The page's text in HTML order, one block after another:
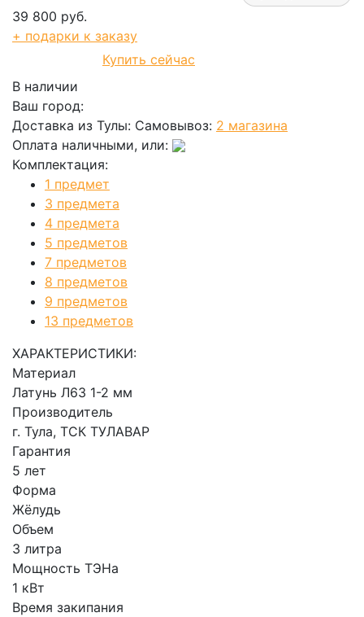
39 800 руб.
+ подарки к заказу
Купить сейчас
В наличии
Ваш город:
Доставка из Тулы: Самовывоз: 2 магазина
Оплата наличными, или:
Комплектация:
1 предмет
3 предмета
4 предмета
5 предметов
7 предметов
8 предметов
9 предметов
13 предметов
ХАРАКТЕРИСТИКИ:
Материал
Латунь Л63 1-2 мм
Производитель
г. Тула, ТСК ТУЛАВАР
Гарантия
5 лет
Форма
Жёлудь
Объем
3 литра
Мощность ТЭНа
1 кВт
Время закипания